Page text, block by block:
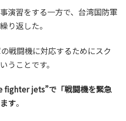
演習をする一方で、台湾国防軍
り返した。
戦闘機に対応するためにスク
うことです。
fighter jets”で「戦闘機を緊急
す。